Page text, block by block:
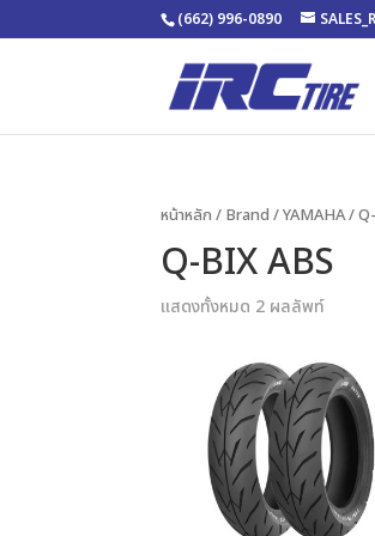
(662) 996-0890
หน้าหลัก / Brand /YAMAHA/
Q-BIX ABS
แสดงทั้งหมด 2 ผลลัพท์